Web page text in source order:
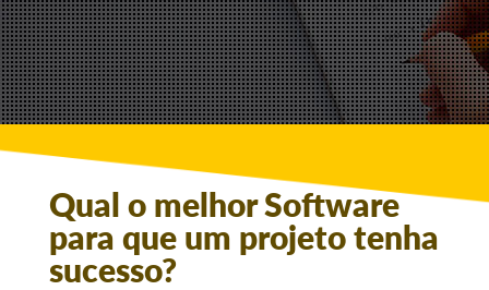
Qual o melhor Software
para que um projeto tenha
sucesso?